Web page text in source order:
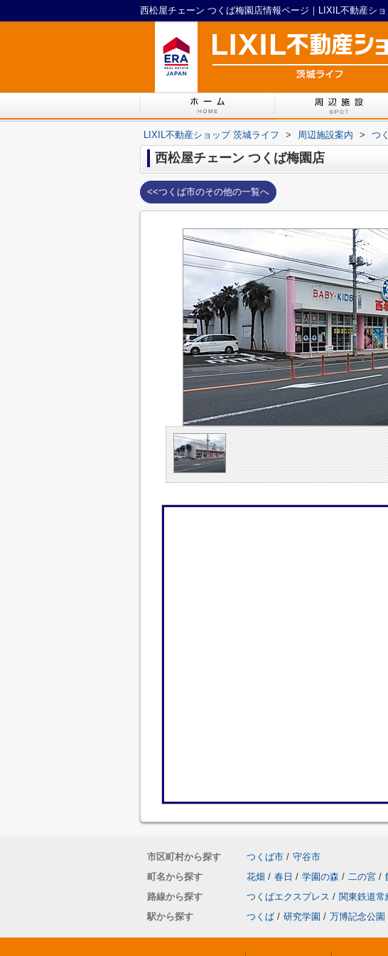
西松屋チェーン つくば梅園店情報ページ｜LIXIL不動産シ
LIXIL不動産ショップ 茨城ライフ > 周辺施設案内 > つ
西松屋チェーン つくば梅園店
<<つくば市のその他の一覧へ
市区町村から探す つくば市 / 守谷市
町名から探す
花畑 / 春日 / 学園の森 / 二の宮 /
路線から探す
つくばエクスプレス / 関東鉄道常
駅から探す
つくば / 研究学園 / 万博記念公園